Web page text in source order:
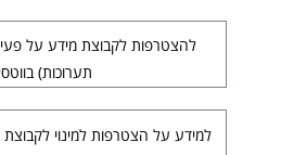
להצטרפות לקבוצת מידע על
תערוכות)
למידע על הצטרפות למינוי